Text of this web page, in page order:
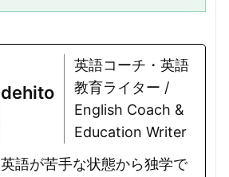
dehito
英語コーチ・英語
教育ライター /
English Coach &
Education Writer
英語が苦手な状態から独学で